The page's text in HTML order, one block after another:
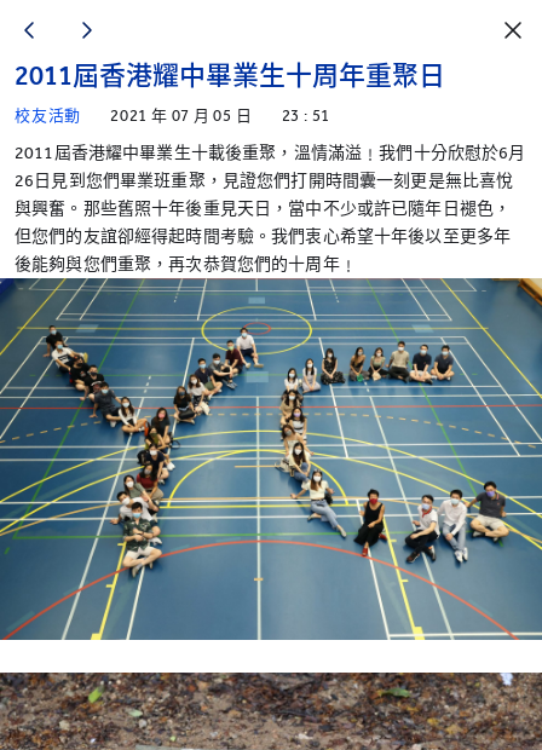
2011屆香港耀中畢業生十周年重聚日
校友活動 2021 年 07 月 05 日 23 : 51
2011屆香港耀中畢業生十載後重聚，溫情滿溢﹗我們十分欣慰於6月
26日見到您們畢業班重聚，見證您們打開時間囊一刻更是無比喜悅
與興奮。那些舊照十年後重見天日，當中不少或許已隨年日褪色，
但您們的友誼卻經得起時間考驗。我們衷心希望十年後以至更多年
後能夠與您們重聚，再次恭賀您們的十周年﹗